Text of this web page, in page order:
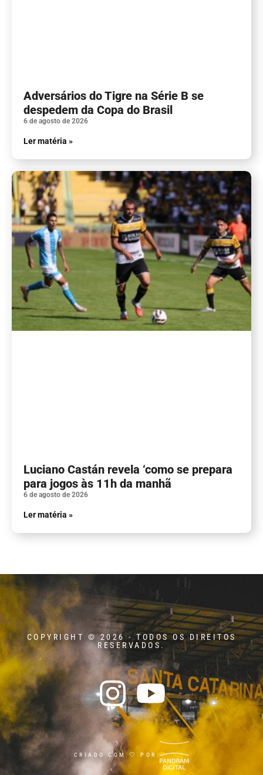
Adversários do Tigre na Série B se
despedem da Copa do Brasil
6 de agosto de 2026
Ler matéria »
Luciano Castán revela ‘como se prepara
para jogos às 11h da manhã
6 de agosto de 2026
Ler matéria »
COPYRIGHT © 2026 - TODOS OS DIREITOS
RESERVADOS.
CRIADO COM 🤍 POR: